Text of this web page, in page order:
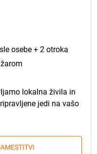
osebe + 2 otroka
lokalna živila in
jedi na vašo